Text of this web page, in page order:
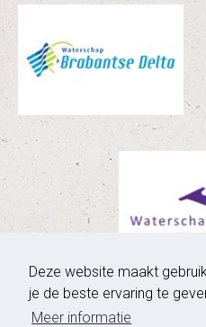
Deze website maakt
je de beste ervaring te
Meer informatie